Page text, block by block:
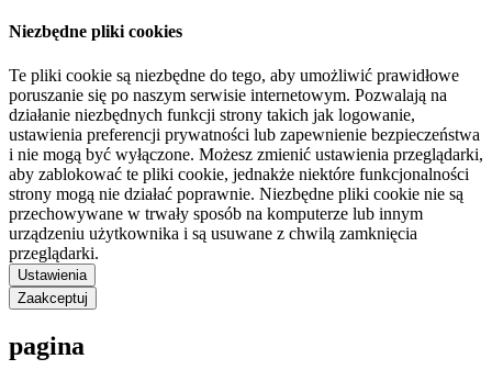
Niezbędne pliki cookies
Te pliki cookie są niezbędne do tego, aby umożliwić prawidłowe
poruszanie się po naszym serwisie internetowym. Pozwalają na
działanie niezbędnych funkcji strony takich jak logowanie,
ustawienia preferencji prywatności lub zapewnienie bezpieczeństwa
i nie mogą być wyłączone. Możesz zmienić ustawienia przeglądarki,
aby zablokować te pliki cookie, jednakże niektóre funkcjonalności
strony mogą nie działać poprawnie. Niezbędne pliki cookie nie są
przechowywane w trwały sposób na komputerze lub innym
urządzeniu użytkownika i są usuwane z chwilą zamknięcia
przeglądarki.
Ustawienia
Zaakceptuj
pagina